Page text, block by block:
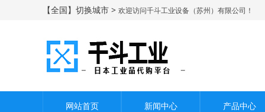
【全国】切换城市 > 欢迎访问千斗工业设备（苏州）有限公司！
网站首页 新闻中心 产品中心